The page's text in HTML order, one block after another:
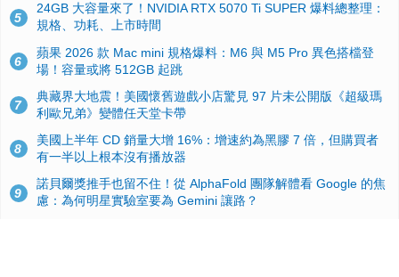
5
24GB 大容量來了！NVIDIA RTX 5070 Ti SUPER 爆料總整理：
規格、功耗、上市時間
6
蘋果 2026 款 Mac mini 規格爆料：M6 與 M5 Pro 異色搭檔登
場！容量或將 512GB 起跳
7
典藏界大地震！美國懷舊遊戲小店驚見 97 片未公開版《超級瑪
利歐兄弟》變體任天堂卡帶
8
美國上半年 CD 銷量大增 16%：增速約為黑膠 7 倍，但購買者
有一半以上根本沒有播放器
9
諾貝爾獎推手也留不住！從 AlphaFold 團隊解體看 Google 的焦
慮：為何明星實驗室要為 Gemini 讓路？